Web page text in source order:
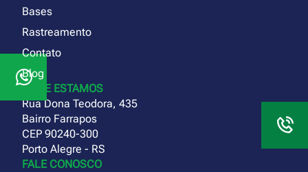
Bases
Rastreamento
Contato
Blog
ONDE ESTAMOS
Rua Dona Teodora, 435
Bairro Farrapos
CEP 90240-300
Porto Alegre - RS
FALE CONOSCO